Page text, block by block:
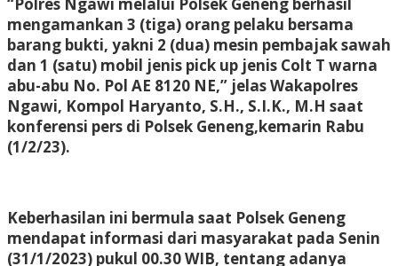
mengamankan 3 (tiga) orang pelaku bersama
barang bukti, yakni 2 (dua) mesin pembajak sawah
dan 1 (satu) mobil jenis pick up jenis Colt T warna
abu-abu No. Pol AE 8120 NE,” jelas Wakapolres
Ngawi, Kompol Haryanto, S.H., S.I.K., M.H saat
konferensi pers di Polsek Geneng,kemarin Rabu
(1/2/23).
Keberhasilan ini bermula saat Polsek Geneng
mendapat informasi dari masyarakat pada Senin
(31/1/2023) pukul 00.30 WIB, tentang adanya